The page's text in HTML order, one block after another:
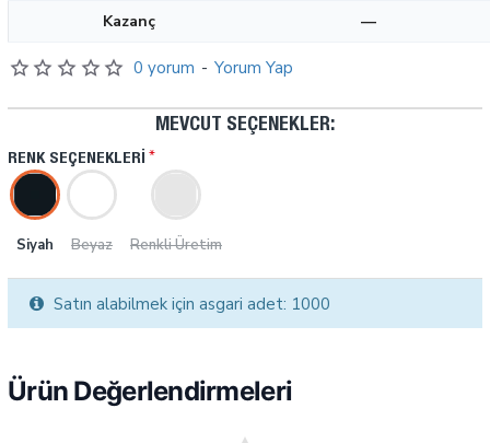
0 yorum - Yorum Yap
MEVCUT SEÇENEKLER:
RENK SEÇENEKLERI
Siyah Beyaz Renkli Üretim
Satın alabilmek için asgari adet: 1000
Kazanç
—
Ürün Değerlendirmeleri